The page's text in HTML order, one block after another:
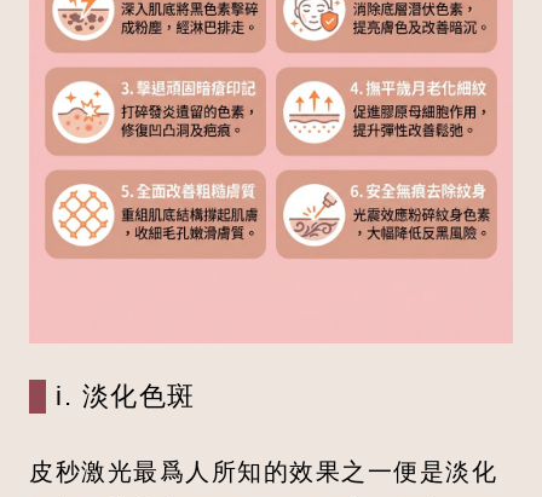
i. 淡化色斑
皮秒激光最爲人所知的效果之一便是淡化